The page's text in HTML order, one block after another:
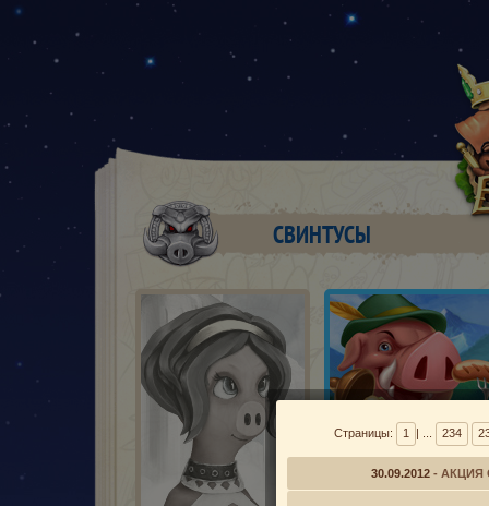
СВИНТУСЫ
Страницы: 1 | ... 234
30.09.2012 - АКЦИЯ